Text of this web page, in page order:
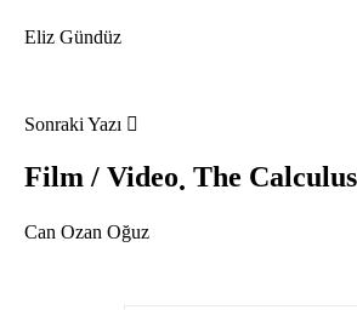
Eliz Gündüz
Sonraki Yazı
Film / Video The
Can Ozan Oğuz